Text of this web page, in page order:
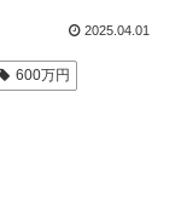
2025.04.01
600万円